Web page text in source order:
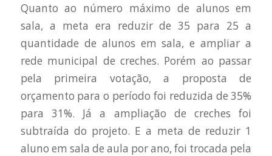
Quanto ao número máximo de alunos em
sala, a meta era reduzir de 35 para 25 a
quantidade de alunos em sala, e ampliar a
rede municipal de creches. Porém ao passar
pela primeira votação, a proposta de
orçamento para o período foi reduzida de 35%
para 31%. Já a ampliação de creches foi
subtraída do projeto. E a meta de reduzir 1
aluno em sala de aula por ano, foi trocada pela